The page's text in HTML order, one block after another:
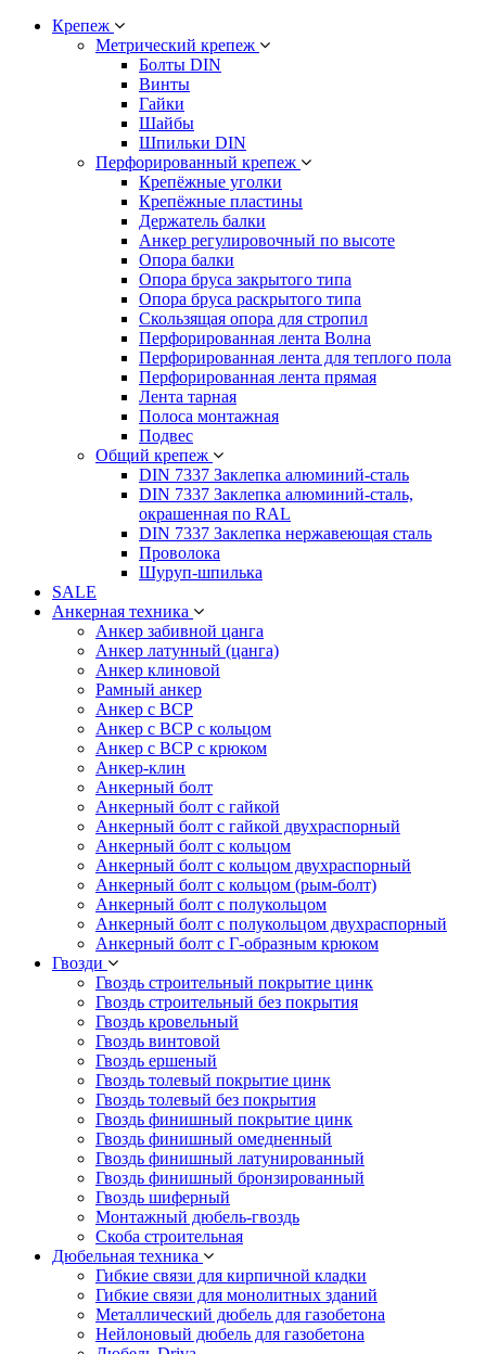
Крепеж
Метрический крепеж
Болты DIN
Винты
Гайки
Шайбы
Шпильки DIN
Перфорированный крепеж
Крепёжные уголки
Крепёжные пластины
Держатель балки
Анкер регулировочный по высоте
Опора балки
Опора бруса закрытого типа
Опора бруса раскрытого типа
Скользящая опора для стропил
Перфорированная лента Волна
Перфорированная лента для теплого пола
Перфорированная лента прямая
Лента тарная
Полоса монтажная
Подвес
Общий крепеж
DIN 7337 Заклепка алюминий-сталь
DIN 7337 Заклепка алюминий-сталь,
окрашенная по RAL
DIN 7337 Заклепка нержавеющая сталь
Проволока
Шуруп-шпилька
SALE
Анкерная техника
Анкер забивной цанга
Анкер латунный (цанга)
Анкер клиновой
Рамный анкер
Анкер с ВСР
Анкер с ВСР с кольцом
Анкер с ВСР с крюком
Анкер-клин
Анкерный болт
Анкерный болт с гайкой
Анкерный болт с гайкой двухраспорный
Анкерный болт с кольцом
Анкерный болт с кольцом двухраспорный
Анкерный болт с кольцом (рым-болт)
Анкерный болт с полукольцом
Анкерный болт с полукольцом двухраспорный
Анкерный болт с Г-образным крюком
Гвозди
Гвоздь строительный покрытие цинк
Гвоздь строительный без покрытия
Гвоздь кровельный
Гвоздь винтовой
Гвоздь ершеный
Гвоздь толевый покрытие цинк
Гвоздь толевый без покрытия
Гвоздь финишный покрытие цинк
Гвоздь финишный омедненный
Гвоздь финишный латунированный
Гвоздь финишный бронзированный
Гвоздь шиферный
Монтажный дюбель-гвоздь
Скоба строительная
Дюбельная техника
Гибкие связи для кирпичной кладки
Гибкие связи для монолитных зданий
Металлический дюбель для газобетона
Нейлоновый дюбель для газобетона